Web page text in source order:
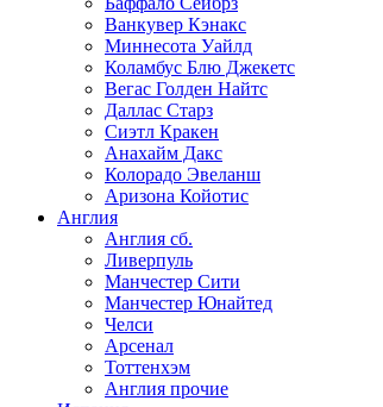
Ванкувер Кэнакс
Миннесота Уайлд
Коламбус Блю Джекетс
Вегас Голден Найтс
Даллас Старз
Сиэтл Кракен
Анахайм Дакс
Колорадо Эвеланш
Аризона Койотис
Англия
Англия сб.
Ливерпуль
Манчестер Сити
Манчестер Юнайтед
Челси
Арсенал
Тоттенхэм
Англия прочие